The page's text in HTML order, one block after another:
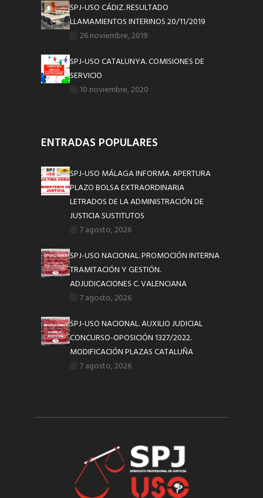
SPJ-USO CÁDIZ. RESULTADO
LLAMAMIENTOS INTERINOS 20/11/2019
26 noviembre, 2019
SPJ-USO CATALUNYA. COMISIONES DE
SERVICIO
10 noviembre, 2020
ENTRADAS POPULARES
SPJ-USO MÁLAGA INFORMA. APERTURA
PLAZO BOLSA EXTRAORDINARIA
LETRADOS DE LA ADMINISTRACIÓN DE
JUSTICIA SUSTITUTOS
7 agosto, 2026
SPJ-USO NACIONAL. PROMOCIÓN INTERNA
TRAMITACIÓN Y GESTIÓN.
ADJUDICACIONES C. VALENCIANA
7 agosto, 2026
SPJ-USO NACIONAL. AUXILIO JUDICIAL
CONCURSO-OPOSICIÓN 1327/2022.
MODIFICACIÓN PLAZAS CATALUÑA
7 agosto, 2026